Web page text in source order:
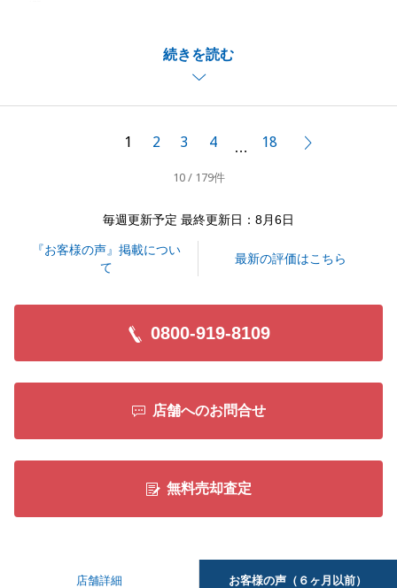
続きを読む
まいましたが、最終的には素敵な買主様を見つけるこ
とができ、A様にもお喜びいただけて嬉しく思いま
す。
したらお力になれればと存じますのでお気軽にご連絡
1 2 3 4 … 18
10 / 179件
毎週更新予定 最終更新日：8月6日
『お客様の声』掲載につい
て
最新の評価はこちら
0800-919-8109
店舗へのお問合せ
無料売却査定
店舗詳細 お客様の声（６ヶ月以前）